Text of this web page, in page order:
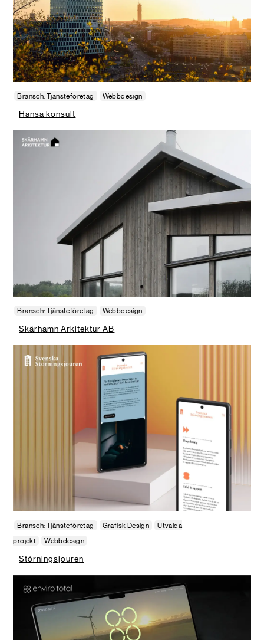
Bransch: Tjänsteföretag Webbdesign
Hansa konsult
Bransch: Tjänsteföretag Webbdesign
Skärhamn Arkitektur AB
Bransch: Tjänsteföretag Grafisk Design
Utvalda
projekt
Webbdesign
Störningsjouren